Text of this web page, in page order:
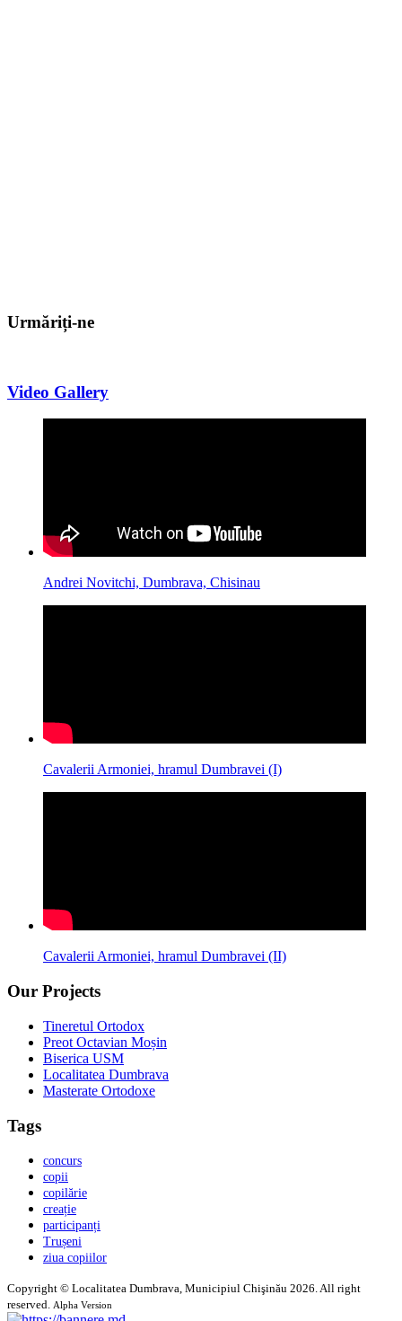
Urmăriți-ne
Video Gallery
Andrei Novitchi, Dumbrava, Chisinau
Cavalerii Armoniei, hramul Dumbravei (I)
Cavalerii Armoniei, hramul Dumbravei (II)
Our Projects
Tineretul Ortodox
Preot Octavian Moșin
Biserica USM
Localitatea Dumbrava
Masterate Ortodoxe
Tags
concurs
copii
copilărie
creație
participanți
Trușeni
ziua copiilor
Copyright © Localitatea Dumbrava, Municipiul Chişinău 2026. All right
reserved. Alpha Version